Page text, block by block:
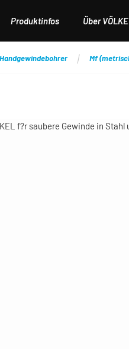
Produktinfos Über
Handgewindebohrer Mf